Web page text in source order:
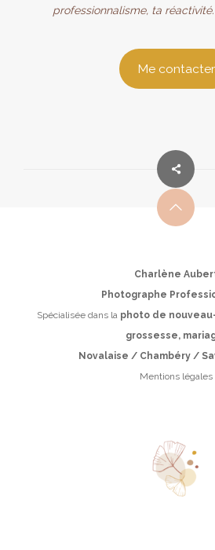
professionnalisme, ta
Me contacter
Charlène
Photographe
Spécialisée dans la photo de
grossesse,
Novalaise / Chambéry /
Mentions légales